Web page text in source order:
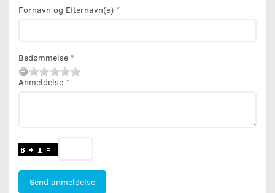
Fornavn og Efternavn(e)
Bedømmelse
Anmeldelse
Send anmeldelse